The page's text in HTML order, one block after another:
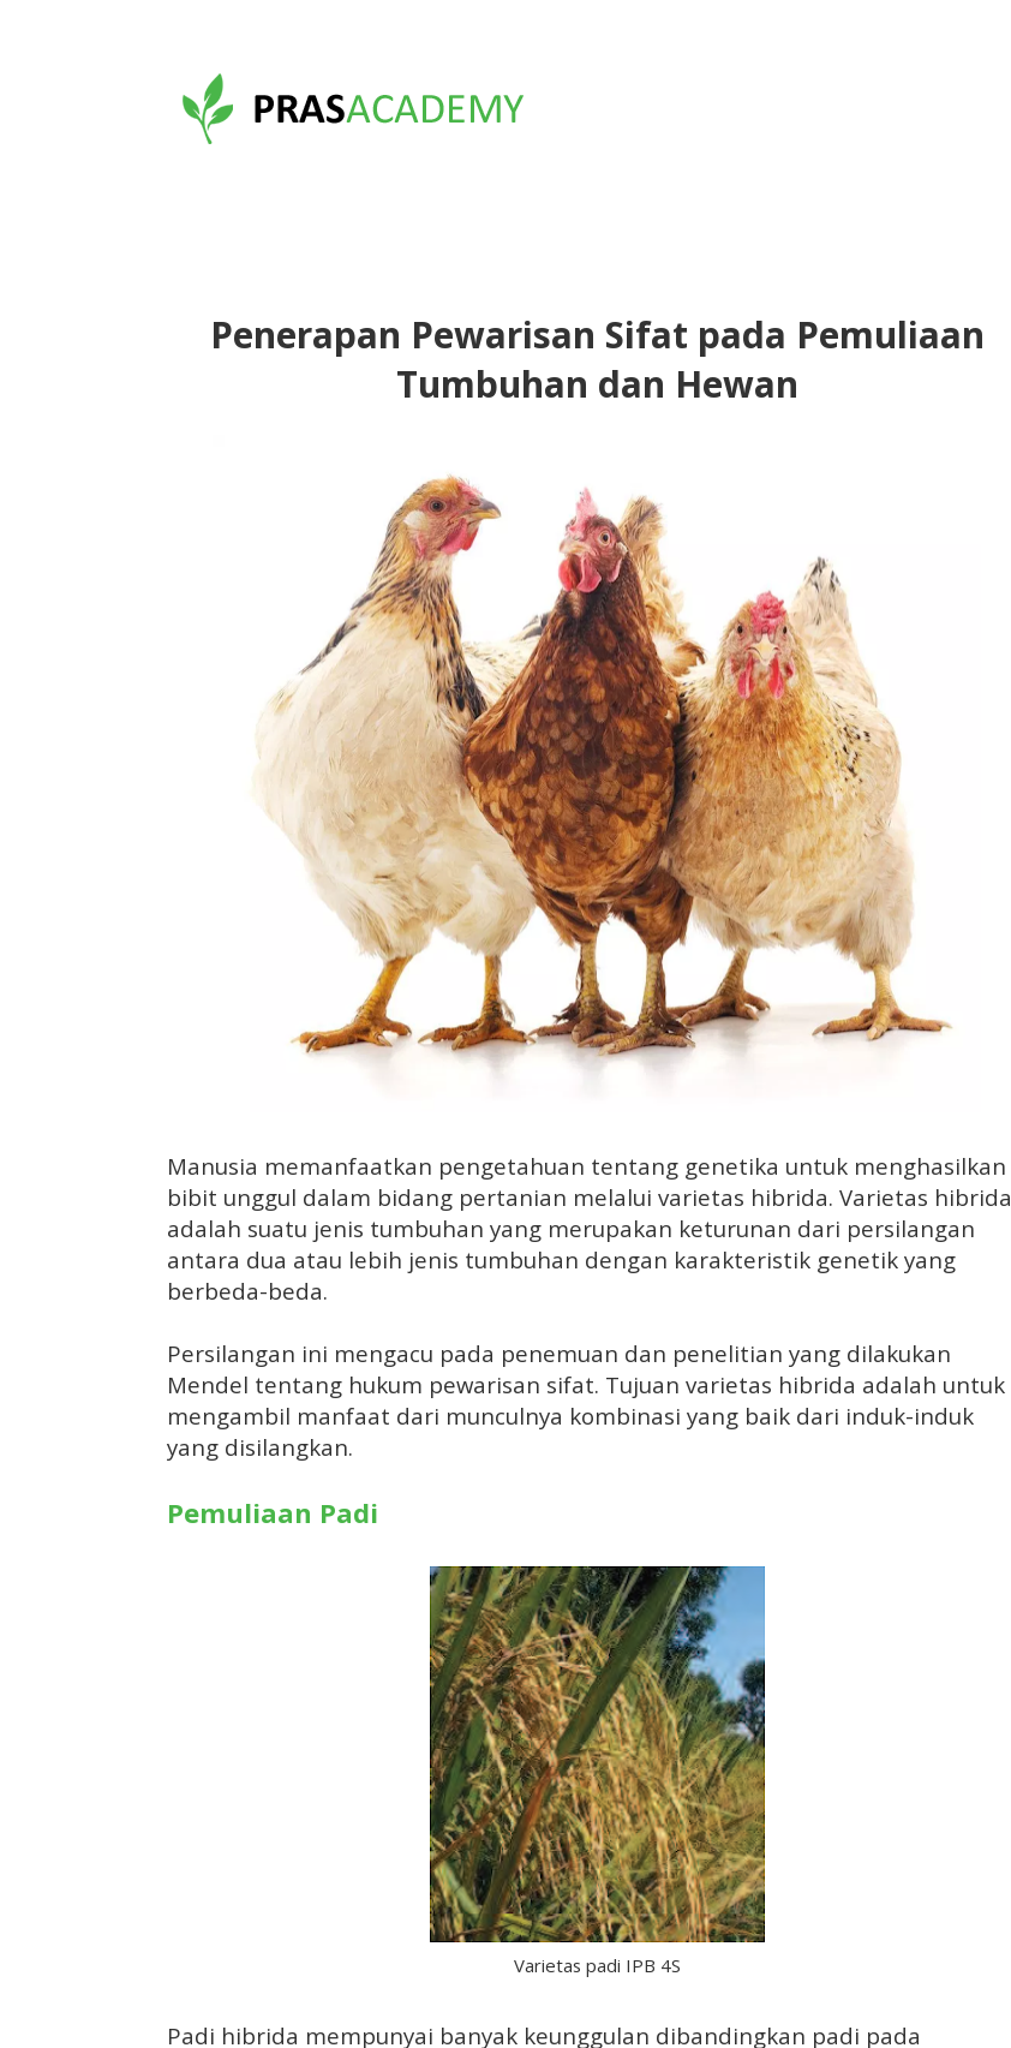
Penerapan Pewarisan Sifat pada Pemuliaan
Tumbuhan dan Hewan
Manusia memanfaatkan pengetahuan tentang genetika untuk menghasilkan
bibit unggul dalam bidang pertanian melalui varietas hibrida. Varietas hibrida
adalah suatu jenis tumbuhan yang merupakan keturunan dari persilangan
antara dua atau lebih jenis tumbuhan dengan karakteristik genetik yang
berbeda-beda.
Persilangan ini mengacu pada penemuan dan penelitian yang dilakukan
Mendel tentang hukum pewarisan sifat. Tujuan varietas hibrida adalah untuk
mengambil manfaat dari munculnya kombinasi yang baik dari induk-induk
yang disilangkan.
Pemuliaan Padi
Varietas padi IPB 4S
Padi hibrida mempunyai banyak keunggulan dibandingkan padi pada